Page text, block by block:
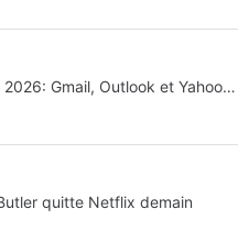
Gmail, Outlook et Yahoo
bout en bout par défaut
quitte Netflix demain